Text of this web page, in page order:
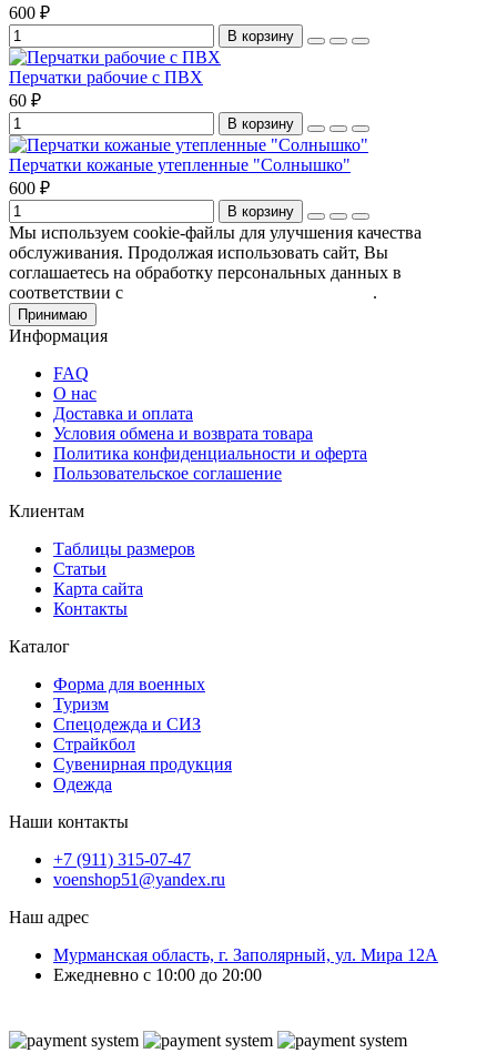
600 ₽
В корзину
Перчатки рабочие с ПВХ
60 ₽
В корзину
Перчатки кожаные утепленные "Солнышко"
600 ₽
В корзину
Мы используем cookie-файлы для улучшения качества
обслуживания. Продолжая использовать сайт, Вы
соглашаетесь на обработку персональных данных в
соответствии с
.
Принимаю
Информация
FAQ
О нас
Доставка и оплата
Условия обмена и возврата товара
Политика конфиденциальности и оферта
Пользовательское соглашение
Клиентам
Таблицы размеров
Статьи
Карта сайта
Контакты
Каталог
Форма для военных
Туризм
Спецодежда и СИЗ
Страйкбол
Сувенирная продукция
Одежда
Наши контакты
+7 (911) 315-07-47
voenshop51@yandex.ru
Наш адрес
Мурманская область, г. Заполярный, ул. Мира 12А
Ежедневно с 10:00 до 20:00